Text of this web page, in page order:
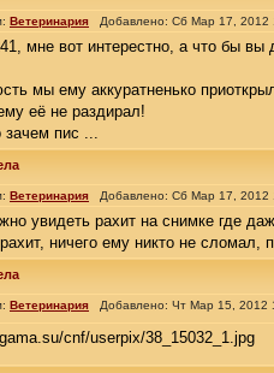
Ветеринария Добавлено: Сб Мар 17,
мне вот интерестно, а что бы
мы ему аккуратненько
её не раздирал!
зачем пис ...
Ветеринария Добавлено: Сб Мар 17,
увидеть рахит на снимке где
ничего ему никто не
Ветеринария Добавлено: Чт Мар 15,
cnf/userpix/38_15032_1.jpg